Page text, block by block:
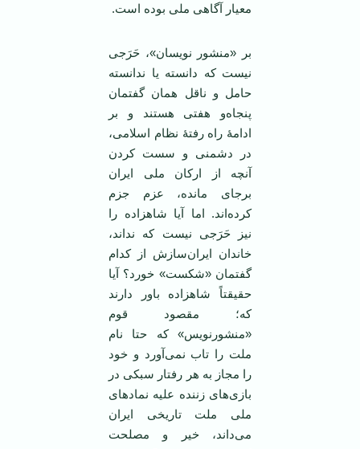
معیار آگاهی ملی‌ بوده است.
بر «منشور نویسان»، حَرَجی
نیست که دانسته یا ندانسته
حامل و ناقل همان گفتمان
پنجاه‌و هفتی هستند و بر
ادامۀ راه رفتۀ نظام اسلامی،
در دشمنی و سست کردن
آنچه از ارکان ملی ایران
برجای مانده، عزم جزم
کرده‌‌اند. اما آیا شاهزاده را
نیز حَرَجی نیست که نداند،
خاندان ایران‌سازش از کدام
گفتمان «شکست» خورد؟ آیا
حقیقتاً شاهزاده باور دارند
که؛ مقصود قوم
«منشورنویس» که حتا نام
ملت را تاب نمی‌آورد و خود
را مجاز به هر رفتار سبکی در
بازی‌های زننده علیه نمادهای
ملی ملت تاریخی ایران
می‌داند، خیر و مصلحت